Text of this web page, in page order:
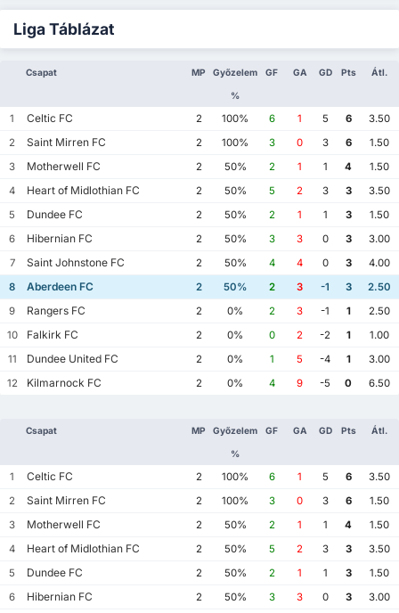
Liga Táblázat
Csapat MP Győzelem
%
GF GA GD Pts Átl.
1 Celtic FC 2 100% 6 1 5 6
3.50
2
Saint Mirren FC 2 100% 3 0 3 6
1.50
3
Motherwell FC 2 50% 2 1 1 4
1.50
4
Heart of Midlothian FC 2 50% 5 2 3 3
3.50
5
Dundee FC 2 50% 2 1 1 3
1.50
6
Hibernian FC 2 50% 3 3 0 3
3.00
7
Saint Johnstone FC 2 50% 4 4 0 3
4.00
8
Aberdeen FC 2 50% 2 3 -1 3
2.50
9
Rangers FC 2 0% 2 3 -1 1
2.50
10
Falkirk FC 2 0% 0 2 -2 1
1.00
11
Dundee United FC 2 0% 1 5 -4 1
3.00
12
Kilmarnock FC 2 0% 4 9 -5 0 6.50
Csapat MP Győzelem
%
GF GA GD Pts Átl.
1 Celtic FC 2 100% 6 1 5 6
3.50
2
Saint Mirren FC 2 100% 3 0 3 6
1.50
3
Motherwell FC 2 50% 2 1 1 4
1.50
4
Heart of Midlothian FC 2 50% 5 2 3 3
3.50
5
Dundee FC 2 50% 2 1 1 3
1.50
6
Hibernian FC 2 50% 3 3 0 3
3.00